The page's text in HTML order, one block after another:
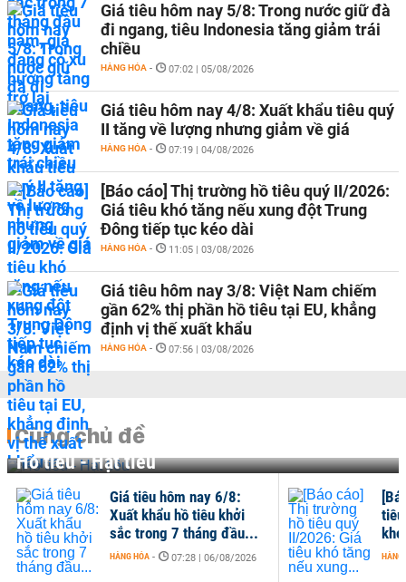
Giá tiêu hôm nay 5/8: Trong nước giữ đà
đi ngang, tiêu Indonesia tăng giảm trái
chiều
HÀNG HÓA - 07:02 | 05/08/2026
Giá tiêu hôm nay 4/8: Xuất khẩu tiêu quý
II tăng về lượng nhưng giảm về giá
HÀNG HÓA - 07:19 | 04/08/2026
[Báo cáo] Thị trường hồ tiêu quý II/2026:
Giá tiêu khó tăng nếu xung đột Trung
Đông tiếp tục kéo dài
HÀNG HÓA - 11:05 | 03/08/2026
Giá tiêu hôm nay 3/8: Việt Nam chiếm
gần 62% thị phần hồ tiêu tại EU, khẳng
định vị thế xuất khẩu
HÀNG HÓA - 07:56 | 03/08/2026
Cùng chủ đề
Hồ tiêu - Hạt tiêu
Giá tiêu hôm nay 6/8:
Xuất khẩu hồ tiêu khởi
sắc trong 7 tháng đầu...
HÀNG HÓA - 07:28 | 06/08/2026 HÀNG